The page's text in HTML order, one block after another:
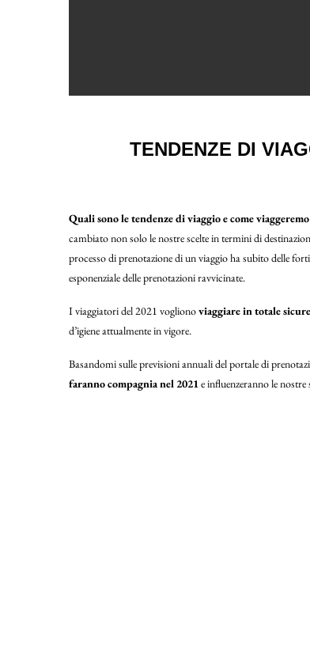
TENDENZE DI
Quali sono le tendenze di viaggio e come
cambiato non solo le nostre scelte in termini di
processo di prenotazione di un viaggio ha subito delle
esponenziale delle prenotazioni ravvicinate.
I viaggiatori del 2021 voglionoviaggiare in totale
d’igiene attualmente in vigore.
Basandomi sulle previsioni annuali del portale di
faranno compagnia nel 2021e influenzeranno le nostre